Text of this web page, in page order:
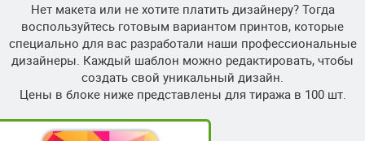
Нет макета или не хотите платить дизайнеру? Тогда
воспользуйтесь готовым вариантом принтов, которые
специально для вас разработали наши профессиональные
дизайнеры. Каждый шаблон можно редактировать, чтобы
создать свой уникальный дизайн.
Цены в блоке ниже представлены для тиража в 100 шт.